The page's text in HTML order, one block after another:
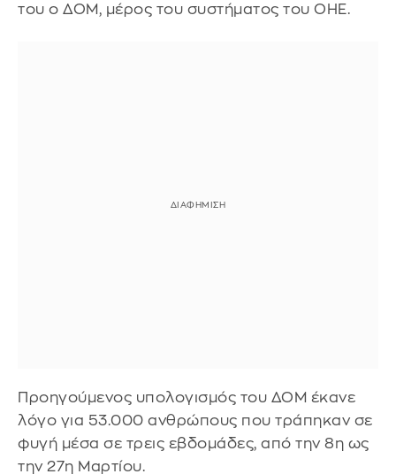
του ο ΔΟΜ, μέρος του συστήματος του ΟΗΕ.
Προηγούμενος υπολογισμός του ΔΟΜ έκανε
λόγο για 53.000 ανθρώπους που τράπηκαν σε
φυγή μέσα σε τρεις εβδομάδες, από την 8η ως
την 27η Μαρτίου.